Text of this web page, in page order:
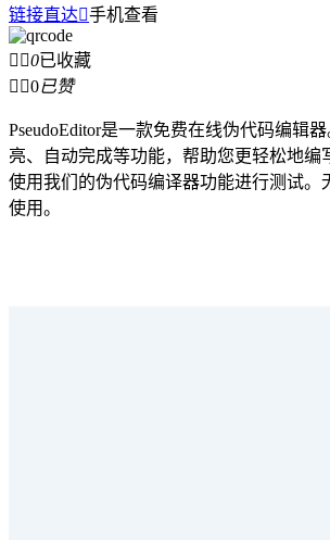
链接直达手机查看
 0已收藏
 0已赞
PseudoEditor是一款免费在线伪代码编辑
亮、自动完成等功能，帮助您更轻松地编
使用我们的伪代码编译器功能进行测试。
使用。